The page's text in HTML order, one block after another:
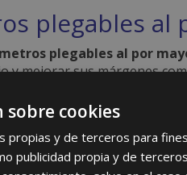
plegables al
metros plegables al por
y mejorar sus márgenes
y materiales, lo que permite
al por mayor
de tus clientes con
es clave para el éxito de
de uso. Además, nuestro
cookies
propias y de terceros para
publicidad propia y de